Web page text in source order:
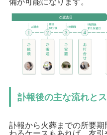
訃報後の主な流れと
訃報から火葬までの所要
わるケースもあれば、友